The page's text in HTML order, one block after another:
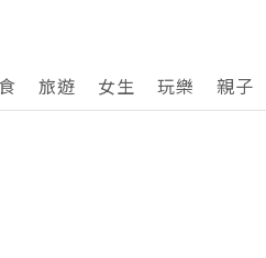
旅遊 女生 玩樂 親子